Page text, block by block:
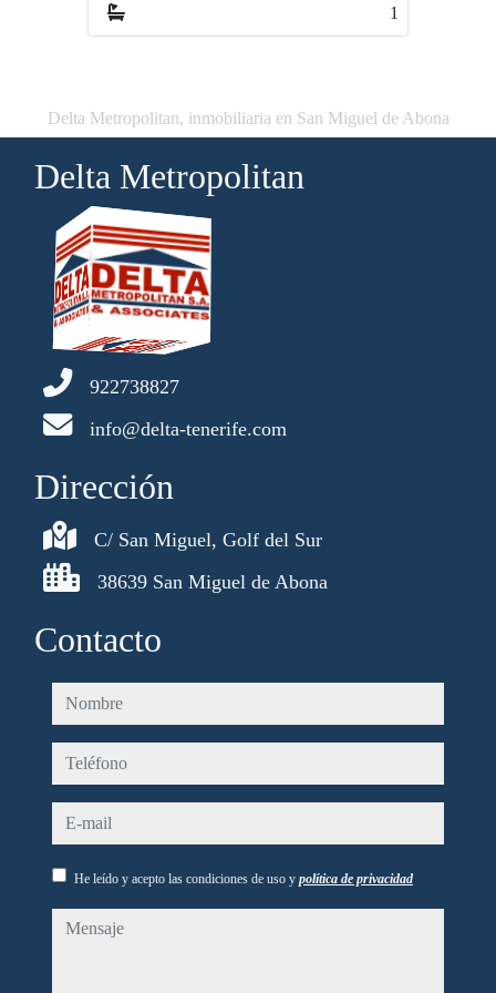
Delta Metropolitan, inmobiliaria en San Miguel de Abona
Delta Metropolitan
922738827
info@delta-tenerife.com
Dirección
C/ San Miguel, Golf del Sur
38639 San Miguel de Abona
Contacto
nombre
teléfono
e-mail
He leído y acepto las condiciones de uso y política de privacidad
mensaje